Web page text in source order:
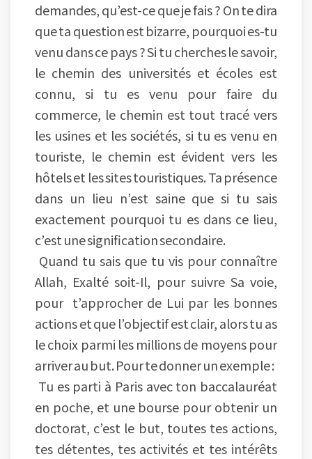
demandes, qu’est-ce que je fais ? On te dira
que ta question est bizarre, pourquoi es-tu
venu dans ce pays ? Si tu cherches le savoir,
le chemin des universités et écoles est
connu, si tu es venu pour faire du
commerce, le chemin est tout tracé vers
les usines et les sociétés, si tu es venu en
touriste, le chemin est évident vers les
hôtels et les sites touristiques. Ta présence
dans un lieu n’est saine que si tu sais
exactement pourquoi tu es dans ce lieu,
c’est une signification secondaire.
Quand tu sais que tu vis pour connaître
Allah, Exalté soit-Il, pour suivre Sa voie,
pour t’approcher de Lui par les bonnes
actions et que l’objectif est clair, alors tu as
le choix parmi les millions de moyens pour
arriver au but. Pour te donner un exemple :
Tu es parti à Paris avec ton baccalauréat
en poche, et une bourse pour obtenir un
doctorat, c’est le but, toutes tes actions,
tes détentes, tes activités et tes intérêts